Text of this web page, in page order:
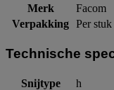
Merk
Facom
Verpakking Per stuk
Technische
Snijtype
h